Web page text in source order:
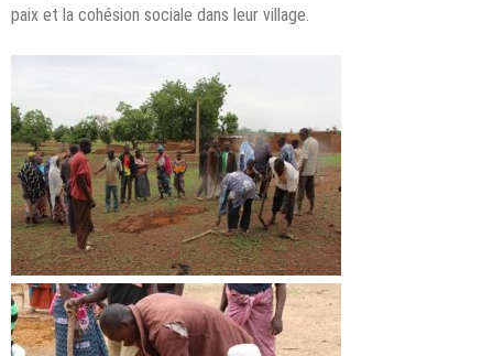
paix et la cohésion sociale dans leur village.